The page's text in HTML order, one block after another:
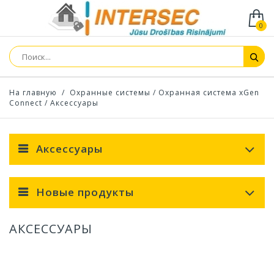
0
На главную / Охранные системы / Охранная система xGen
Connect / Аксессуары
Аксессуары
Новые продукты
АКСЕССУАРЫ